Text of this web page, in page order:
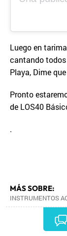
Luego en
cantando todos
Playa, Dime
Pronto
de LOS40
.
MÁS SOBRE:
INSTRUMENTOS
CONCIERTOS•
•
•